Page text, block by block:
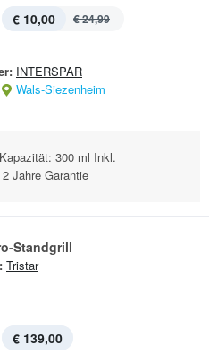
€ 10,00 € 24,99
INTERSPAR
Wals-Siezenheim
300 ml Inkl.
Jahre Garantie
Standgrill
Tristar
€ 139,00